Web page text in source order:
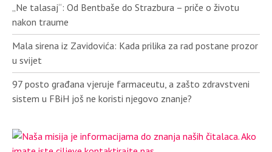
„Ne talasaj“: Od Bentbaše do Strazbura – priče o životu
nakon traume
Mala sirena iz Zavidovića: Kada prilika za rad postane prozor
u svijet
97 posto građana vjeruje farmaceutu, a zašto zdravstveni
sistem u FBiH još ne koristi njegovo znanje?